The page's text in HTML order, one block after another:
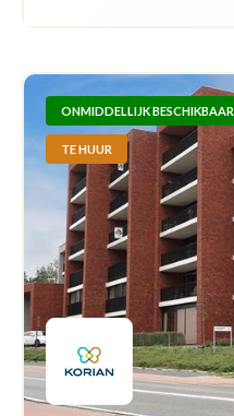
ONMIDDELLIJK BESCHIKBAAR
TE HUUR